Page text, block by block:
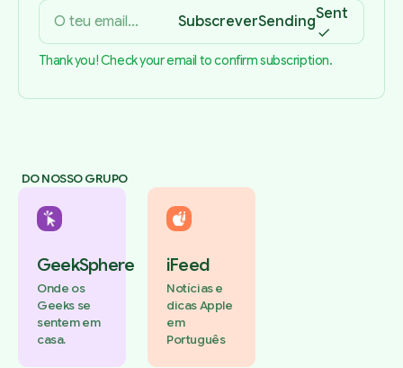
SubscreverSendingSent
Thank you! Check your email to confirm subscription.
DO NOSSO GRUPO
GeekSphere
Onde os
Geeks se
sentem em
casa.
iFeed
Notícias e
dicas Apple
em
Português